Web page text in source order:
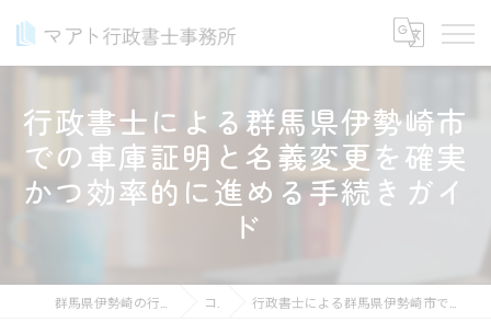
行政書士による群馬県伊勢崎市
での車庫証明と名義変更を確実
かつ効率的に進める手続きガイ
ド
コラム 行政書士による群馬県伊勢崎市での車庫証明と名義変更を確実かつ効率的に進める手続きガイド